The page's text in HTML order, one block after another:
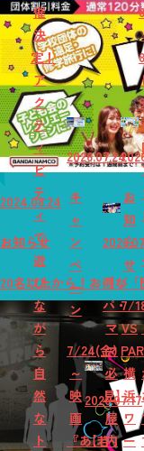
催
決
定！
ア
ク
テ
ィ
ビ
テ
ィ
で
遊
び
な
が
ら
自
然
な
ト
2026.07.24
キ
ャ
ン
ペ
ー
ン
7/24(金)
～
映
画
『あ
2026.07.17
【若
【パ
パ・
マ
マ
必
見】
屋
内
お
知
ら
せ
7/
VS
横
浜
ワ
ー
2024.08.24
お知らせ
20名以上から！お得な「